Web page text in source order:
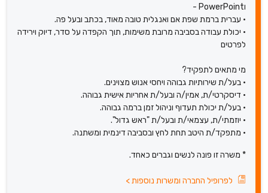
וPowerPoint -
• עברית ברמת שפת אם ואנגלית טובה מאוד, בכתב ובעל פה.
• יכולת עבודה בסביבה מרובת משימות, תוך הקפדה על סדר, דיוק וירידה
לפרטים
מי מתאים לתפקיד?
• בעל/ת שירותיות גבוהה ויחסי אנוש מצוינים.
• דיסקרטי/ת, אמין/ה ובעל/ת אחריות אישית גבוהה.
• בעל/ת יכולת תעדוף וניהול זמן ברמה גבוהה.
• יוזמתי/ת, עצמאי/ת ובעל/ת "ראש גדול".
• מתפקד/ת היטב תחת לחץ ובסביבה דינמית ומשתנה.
* משרה זו פונה לנשים וגברים כאחד.
לפרופיל החברה ומשרות נוספות>